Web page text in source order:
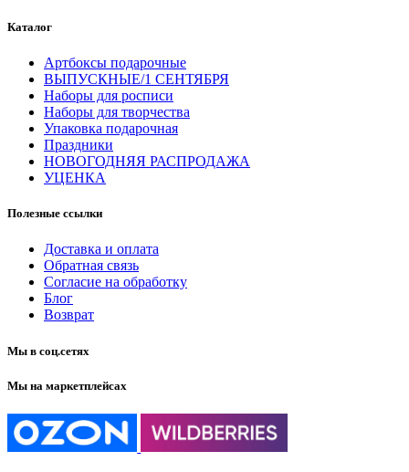
Каталог
Артбоксы подарочные
ВЫПУСКНЫЕ/1 СЕНТЯБРЯ
Наборы для росписи
Наборы для творчества
Упаковка подарочная
Праздники
НОВОГОДНЯЯ РАСПРОДАЖА
УЦЕНКА
Полезные ссылки
Доставка и оплата
Обратная связь
Согласие на обработку
Блог
Возврат
Мы в соц.сетях
Мы на маркетплейсах